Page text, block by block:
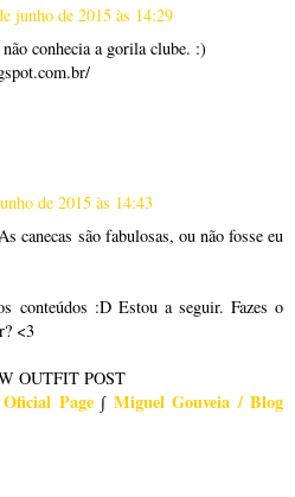
junho de 2015 às 14:29
conhecia a gorila clube. :)
de 2015 às 14:43
canecas são fabulosas, ou não fosse eu
conteúdos :D Estou a seguir. Fazes o
<3
OUTFIT POST
Page∫ Miguel Gouveia / Blog